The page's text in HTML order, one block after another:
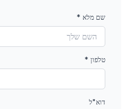
שם מלא *
טלפון *
דוא"ל